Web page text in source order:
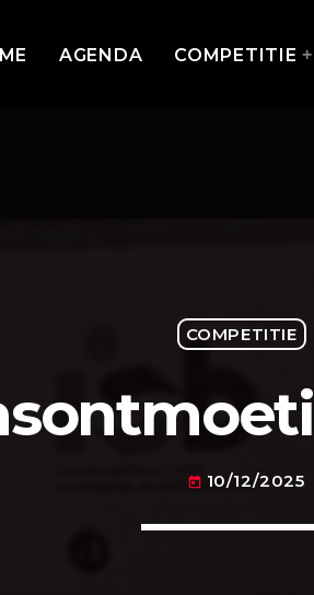
AGENDA COMPETITIE
COMPETITIE
today 10/12/2025